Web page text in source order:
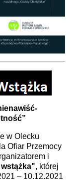
w Olecku
Ofiar Przemocy
i
wstążka", której
– 10.12.2021